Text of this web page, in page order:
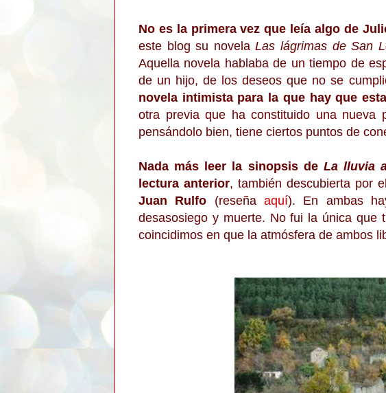
No es la primera vez que leía algo de
este blog su novelaLas lágrimas de San
Aquella novela hablaba de un tiempo de
de un hijo, de los deseos que no se
novela intimista para la que hay que
otra previa que ha constituido una
pensándolo bien, tiene ciertos puntos de
Nada más leer la sinopsis de La lluvia
lectura anterior, también descubierta por
Juan Rulfo (reseñaaquí). En ambas
desasosiego y muerte. No fui la única que
coincidimos en que la atmósfera de ambos